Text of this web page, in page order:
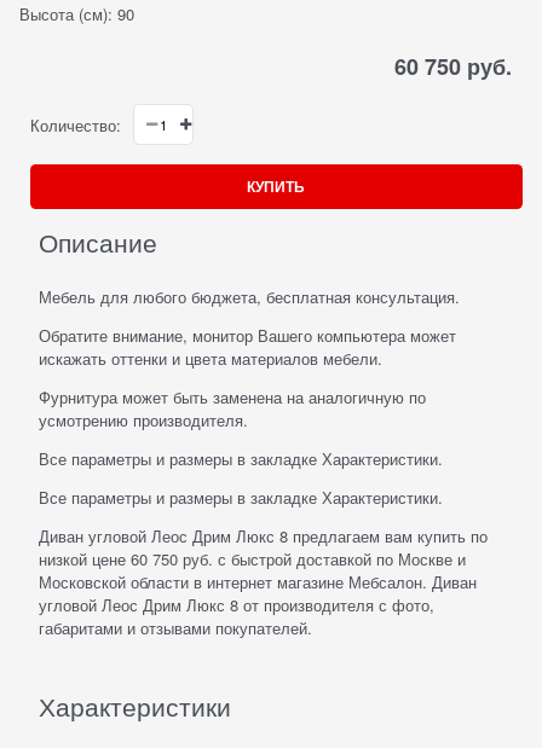
Высота (см): 90
60 750 руб.
Количество:
КУПИТЬ
Описание
Мебель для любого бюджета, бесплатная консультация.
Обратите внимание, монитор Вашего компьютера может
искажать оттенки и цвета материалов мебели.
Фурнитура может быть заменена на аналогичную по
усмотрению производителя.
Все параметры и размеры в закладке Характеристики.
Все параметры и размеры в закладке Характеристики.
Диван угловой Леос Дрим Люкс 8 предлагаем вам купить по
низкой цене 60 750 руб. с быстрой доставкой по Москве и
Московской области в интернет магазине Мебсалон. Диван
угловой Леос Дрим Люкс 8 от производителя с фото,
габаритами и отзывами покупателей.
Характеристики